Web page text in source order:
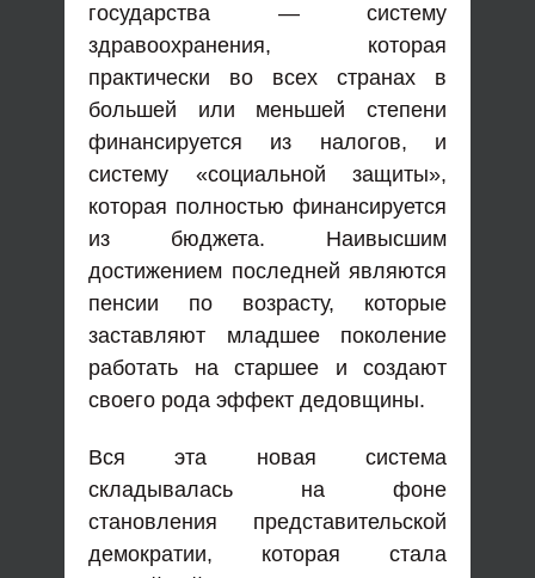
государства — систему
здравоохранения, которая
практически во всех странах в
большей или меньшей степени
финансируется из налогов, и
систему «социальной защиты»,
которая полностью финансируется
из бюджета. Наивысшим
достижением последней являются
пенсии по возрасту, которые
заставляют младшее поколение
работать на старшее и создают
своего рода эффект дедовщины.
Вся эта новая система
складывалась на фоне
становления представительской
демократии, которая стала